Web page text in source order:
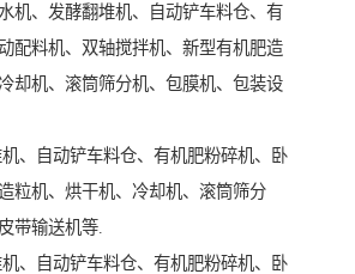
机、发酵翻堆机、自动铲车料仓、有
配料机、双轴搅拌机、新型有机肥造
却机、滚筒筛分机、包膜机、包装设
、自动铲车料仓、有机肥粉碎机、卧
粒机、烘干机、冷却机、滚筒筛分
带输送机等.
、自动铲车料仓、有机肥粉碎机、卧